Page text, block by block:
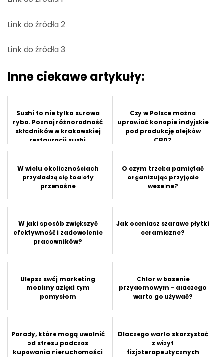
Link do źródła 2
Link do źródła 3
Inne ciekawe artykuły:
Sushi to nie tylko surowa
ryba. Poznaj różnorodność
składników w krakowskiej
restauracji sushi
Czy w Polsce można
uprawiać konopie indyjskie
pod produkcję olejków
CBD?
W wielu okolicznościach
przydadzą się toalety
przenośne
O czym trzeba pamiętać
organizując przyjęcie
weselne?
W jaki sposób zwiększyć
efektywność i zadowolenie
pracowników?
Jak oceniasz szarawe płytki
ceramiczne?
Ulepsz swój marketing
mobilny dzięki tym
pomysłom
Chlor w basenie
przydomowym - dlaczego
warto go używać?
Porady, które mogą uwolnić
od stresu podczas
kupowania nieruchomości
Dlaczego warto skorzystać
z wizyt
fizjoterapeutycznych